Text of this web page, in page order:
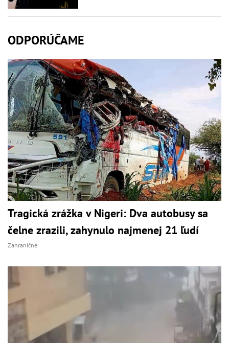
ODPORÚČAME
Tragická zrážka v Nigeri: Dva autobusy sa
čelne zrazili, zahynulo najmenej 21 ľudí
Zahraničné